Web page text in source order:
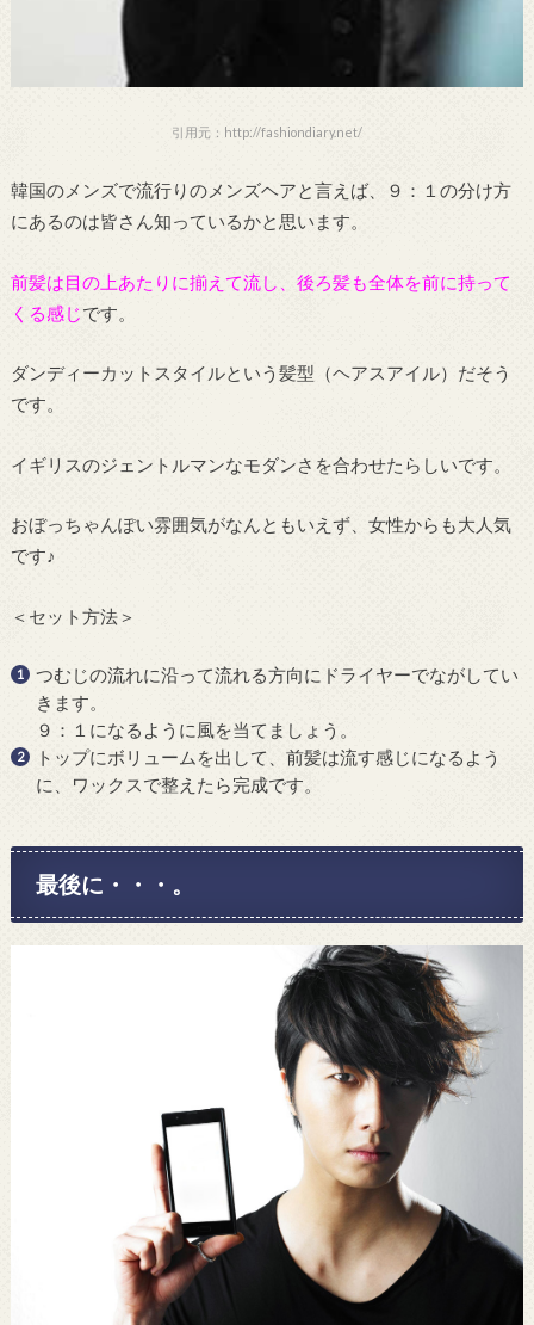
引用元：http://fashiondiary.net/
韓国のメンズで流行りのメンズヘアと言えば、９：１の分け方
にあるのは皆さん知っているかと思います。
前髪は目の上あたりに揃えて流し、後ろ髪も全体を前に持って
くる感じです。
ダンディーカットスタイルという髪型（ヘアスアイル）だそう
です。
イギリスのジェントルマンなモダンさを合わせたらしいです。
おぼっちゃんぽい雰囲気がなんともいえず、女性からも大人気
です♪
＜セット方法＞
つむじの流れに沿って流れる方向にドライヤーでながしてい
きます。
９：１になるように風を当てましょう。
トップにボリュームを出して、前髪は流す感じになるよう
に、ワックスで整えたら完成です。
最後に・・・。